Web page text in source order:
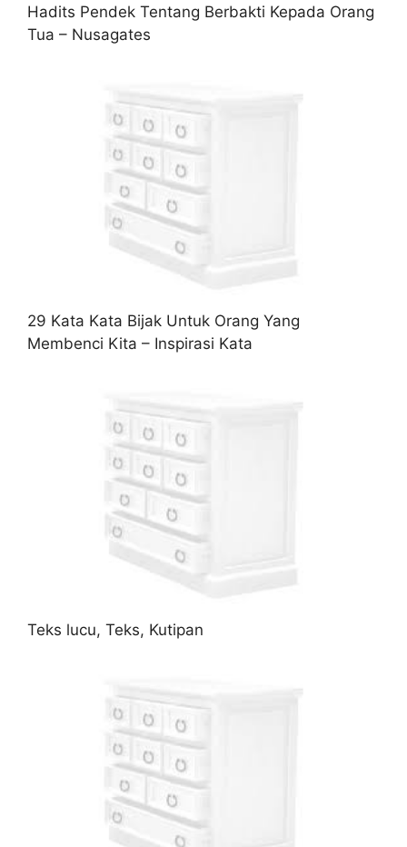
Hadits Pendek Tentang Berbakti Kepada Orang
Tua – Nusagates
29 Kata Kata Bijak Untuk Orang Yang
Membenci Kita – Inspirasi Kata
Teks lucu, Teks, Kutipan